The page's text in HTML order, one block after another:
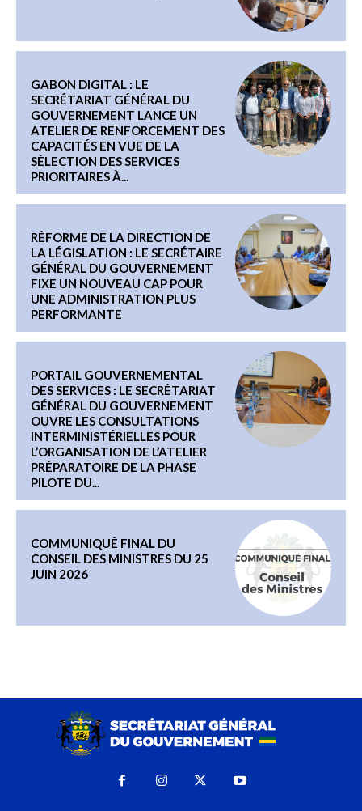
GABON DIGITAL : LE
SECRÉTARIAT GÉNÉRAL DU
GOUVERNEMENT LANCE UN
ATELIER DE RENFORCEMENT DES
CAPACITÉS EN VUE DE LA
SÉLECTION DES SERVICES
PRIORITAIRES À...
RÉFORME DE LA DIRECTION DE
LA LÉGISLATION : LE SECRÉTAIRE
GÉNÉRAL DU GOUVERNEMENT
FIXE UN NOUVEAU CAP POUR
UNE ADMINISTRATION PLUS
PERFORMANTE
PORTAIL GOUVERNEMENTAL
DES SERVICES : LE SECRÉTARIAT
GÉNÉRAL DU GOUVERNEMENT
OUVRE LES CONSULTATIONS
INTERMINISTÉRIELLES POUR
L’ORGANISATION DE L’ATELIER
PRÉPARATOIRE DE LA PHASE
PILOTE DU...
COMMUNIQUÉ FINAL DU
CONSEIL DES MINISTRES DU 25
JUIN 2026